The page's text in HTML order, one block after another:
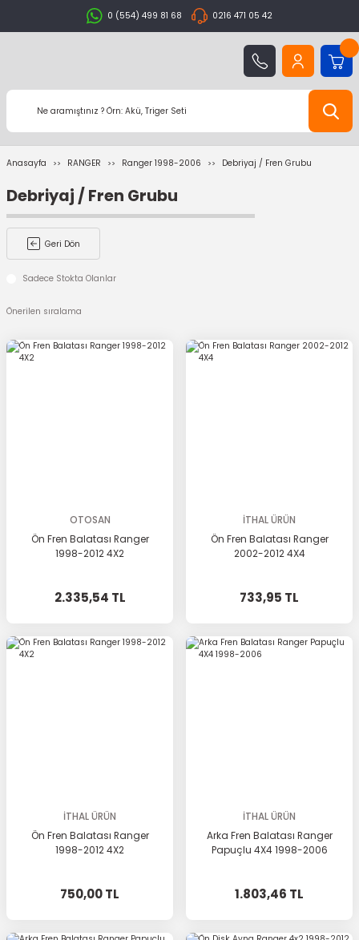
0 (554) 499 81 68 0216 471 05 42
Anasayfa RANGER Ranger 1998-2006 Debriyaj / Fren Grubu
Debriyaj / Fren Grubu
Geri Dön
Sadece Stokta Olanlar
OTOSAN
Ön Fren Balatası Ranger
1998-2012 4X2
2.335,54 TL
İTHAL ÜRÜN
Ön Fren Balatası Ranger
2002-2012 4X4
733,95 TL
İTHAL ÜRÜN
Ön Fren Balatası Ranger
1998-2012 4X2
750,00 TL
İTHAL ÜRÜN
Arka Fren Balatası Ranger
Papuçlu 4X4 1998-2006
1.803,46 TL